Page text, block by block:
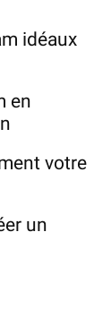
idéaux
en
votre
un